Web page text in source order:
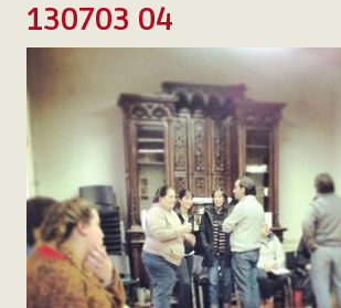
MISIÓN
MULTIMEDIA
P. AUGUSTO ETCHECOPAR
130703 04